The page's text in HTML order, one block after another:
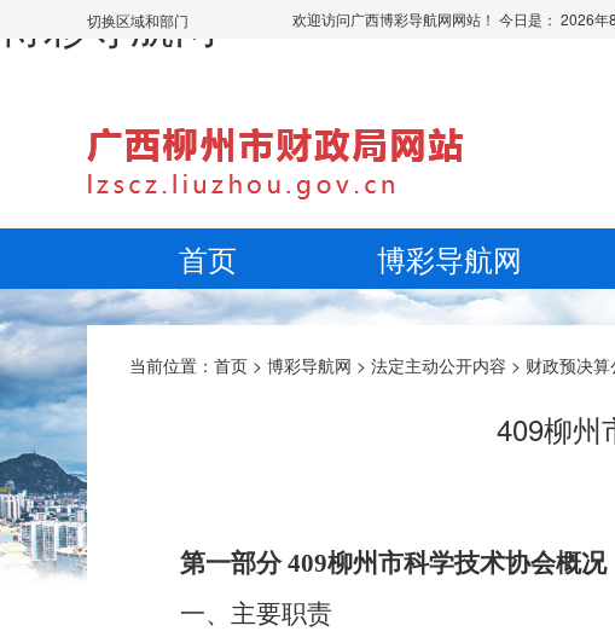
博彩导航网
切换区域和部门 欢迎访问广西博彩导航网网站！ 今日是： 2026
首页 博彩导航网
当前位置： 首页 > 博彩导航网 > 法定主动公开内容 > 财政预决算
409柳州
第一部分 409柳州市科学技术协会概况
一、主要职责